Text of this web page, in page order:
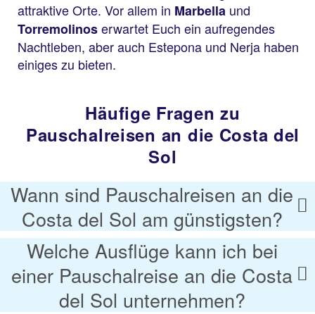
attraktive Orte. Vor allem in Marbella und
Torremolinoserwartet Euch ein aufregendes
Nachtleben, aber auch Estepona und Nerja haben
einiges zu bieten.
Häufige Fragen zu
Pauschalreisen an die Costa del
Sol
Wann sind Pauschalreisen an die
Costa del Sol am günstigsten?
Welche Ausflüge kann ich bei
einer Pauschalreise an die Costa
del Sol unternehmen?